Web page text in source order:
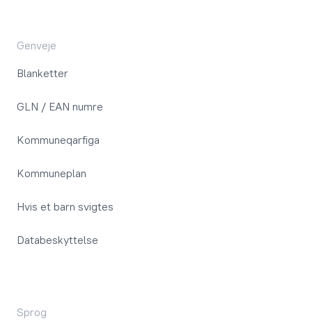
Genveje
Blanketter
GLN / EAN numre
Kommuneqarfiga
Kommuneplan
Hvis et barn svigtes
Databeskyttelse
Sprog